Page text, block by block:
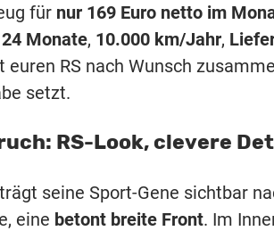
für nur 169 Euro netto im
24 Monate, 10.000 km/Jahr,
euren RS nach Wunsch
setzt.
RS-Look, clevere
trägt seine Sport-Gene sichtbar
eine betont breite Front. Im